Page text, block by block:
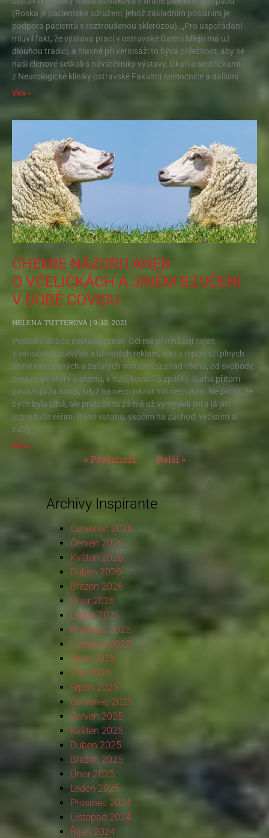
(Roska je pacientské sdružení, jehož základním posláním je
podpora pacientů s roztroušenou sklerózou). „Pro uspořádání
mluvil fakt, že výstava prací v ostravské Galerii Mlejn má už
dlouhou tradici, a hlavně při vernisáži to bývá příležitost, aby se
naši členové setkali s návštěvníky výstavy, lékaři a sestřičkami
z Neurologické kliniky ostravské Fakultní nemocnice a dalšími
Více »
CHEMIE NÁZORU ANEB
O VČELIČKÁCH A JINÉM BZUČENÍ
V DOBĚ COVIDU
HELENA TUTTEROVÁ
9. 12. 2021
Poslední dobou nestačím zírat. Oči mě přecházejí nejen
z vánočních světýlek a uřvaných reklam, ale i z reportáží plných
divně nasupených a zaťatých stoupenců snad všeho, od svobody,
přes respirátory a erzetu, k neočkování a zpátky. Sama přitom
považuju za luxus, když na něco názor mít nemusím. Ne proto, že
bych byla blbá, ale protože to za mě už vymysleli jiní a já jim
jednoduše věřím. Ráno vstanu, skočím na záchod, vyčistím si
zuby,
Více »
« Předchozí Další »
Archivy Inspirante
Červenec 2026
Červen 2026
Květen 2026
Duben 2026
Březen 2026
Únor 2026
Leden 2026
Prosinec 2025
Listopad 2025
Říjen 2025
Září 2025
Srpen 2025
Červenec 2025
Červen 2025
Květen 2025
Duben 2025
Březen 2025
Únor 2025
Leden 2025
Prosinec 2024
Listopad 2024
Říjen 2024